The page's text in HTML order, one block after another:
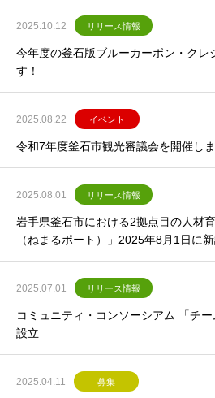
2025.10.12 リリース情報
今年度の釜石版ブルーカーボン・クレ
す！
2025.08.22 イベント
令和7年度釜石市観光審議会を開催し
2025.08.01 リリース情報
岩手県釜石市における2拠点目の人材
（ねまるポート）」2025年8月1日に
2025.07.01 リリース情報
コミュニティ・コンソーシアム 「チ
設立
2025.04.11 募集